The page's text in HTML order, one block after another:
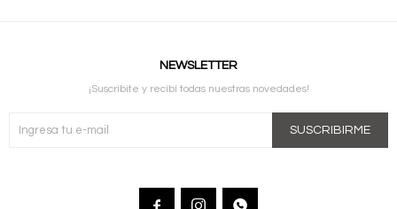
NEWSLETTER
¡Suscribite y recibí todas nuestras novedades!
SUSCRIBIRME
  